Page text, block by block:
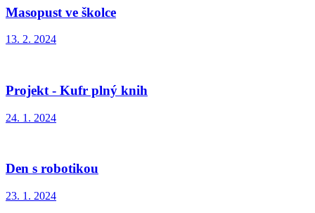
Masopust ve školce
13. 2. 2024
Projekt - Kufr plný knih
24. 1. 2024
Den s robotikou
23. 1. 2024